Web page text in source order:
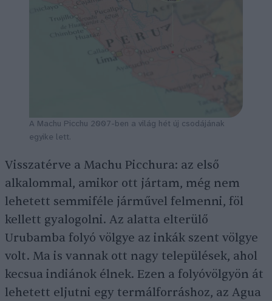
A Machu Picchu 2007-ben a világ hét új csodájának
egyike lett.
Visszatérve a Machu Picchura: az első
alkalommal, amikor ott jártam, még nem
lehetett semmiféle járművel felmenni, föl
kellett gyalogolni. Az alatta elterülő
Urubamba folyó völgye az inkák szent völgye
volt. Ma is vannak ott nagy települések, ahol
kecsua indiánok élnek. Ezen a folyóvölgyön át
lehetett eljutni egy termálforráshoz, az Agua